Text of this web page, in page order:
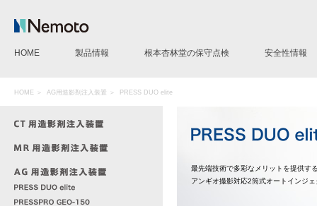
HOME
製品情報
根本杏林堂の保守点検 安全性情報
HOME ＞ AG用造影剤注入装置 ＞ PRESS DUO elite
最先端技術で多彩なメリットを提供す
アンギオ撮影対応2筒式オートインジ